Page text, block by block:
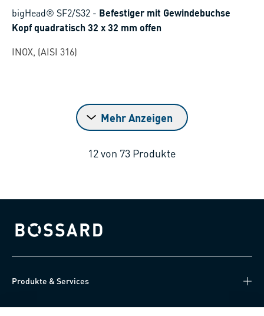
bigHead® SF2/S32 - Befestiger mit Gewindebuchse
Kopf quadratisch 32 x 32 mm offen
INOX, (AISI 316)
Mehr Anzeigen
12von 73 Produkte
Bossard homepage
Produkte & Services
Wissen